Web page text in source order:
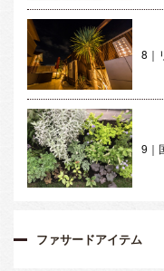
8｜
9｜
ファサードアイテム